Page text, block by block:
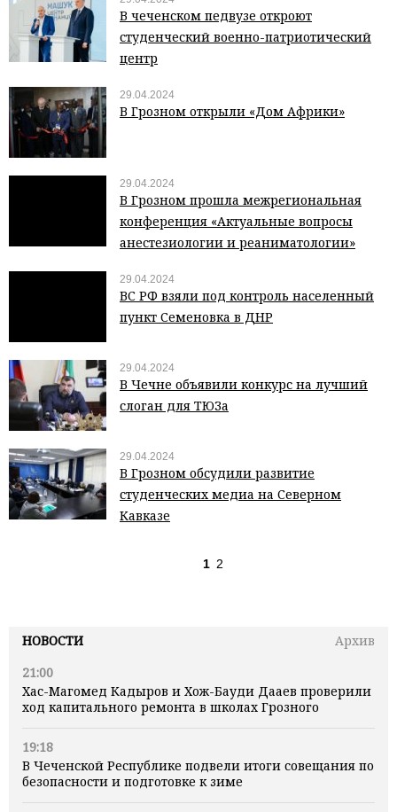
НОВОСТИ
Архив
21:00
Хас-Магомед Кадыров и Хож-Бауди Дааев проверили
ход капитального ремонта в школах Грозного
19:18
В Чеченской Республике подвели итоги совещания по
безопасности и подготовке к зиме
В чеченском педвузе откроют
студенческий военно-патриотический
центр
29.04.2024
В Грозном открыли «Дом Африки»
29.04.2024
В Грозном прошла межрегиональная
конференция «Актуальные вопросы
анестезиологии и реаниматологии»
29.04.2024
ВС РФ взяли под контроль населенный
пункт Семеновка в ДНР
29.04.2024
В Чечне объявили конкурс на лучший
слоган для ТЮЗа
29.04.2024
В Грозном обсудили развитие
студенческих медиа на Северном
Кавказе
1 2